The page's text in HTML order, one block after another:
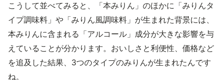
こうして並べてみると、「本みりん」のほかに「みりんタ
イプ調味料」や「みりん風調味料」が生まれた背景には、
本みりんに含まれる「アルコール」成分が大きな影響を与
えていることが分かります。おいしさと利便性、価格など
を追及した結果、3つのタイプのみりんが生まれたんです
ね。